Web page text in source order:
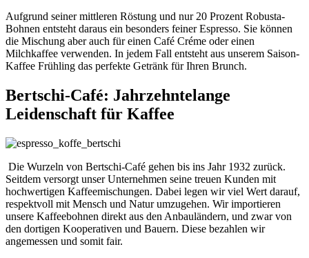
Aufgrund seiner mittleren Röstung und nur 20 Prozent Robusta-
Bohnen entsteht daraus ein besonders feiner Espresso. Sie können
die Mischung aber auch für einen Café Créme oder einen
Milchkaffee verwenden. In jedem Fall entsteht aus unserem Saison-
Kaffee Frühling das perfekte Getränk für Ihren Brunch.
Bertschi-Café: Jahrzehntelange
Leidenschaft für Kaffee
Die Wurzeln von Bertschi-Café gehen bis ins Jahr 1932 zurück.
Seitdem versorgt unser Unternehmen seine treuen Kunden mit
hochwertigen Kaffeemischungen. Dabei legen wir viel Wert darauf,
respektvoll mit Mensch und Natur umzugehen. Wir importieren
unsere Kaffeebohnen direkt aus den Anbauländern, und zwar von
den dortigen Kooperativen und Bauern. Diese bezahlen wir
angemessen und somit fair.